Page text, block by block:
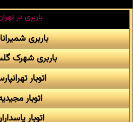
باربری در
باربری
باربری شهرک
اتوبار
اتوبار
اتوبار